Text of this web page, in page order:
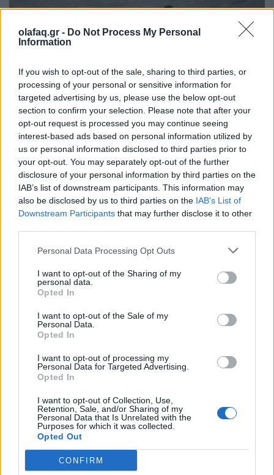
olafaq.gr - Do Not Process My Personal
Information
If you wish to opt-out of the sale, sharing to third parties, or
processing of your personal or sensitive information for
targeted advertising by us, please use the below opt-out
section to confirm your selection. Please note that after your
opt-out request is processed you may continue seeing
interest-based ads based on personal information utilized by
us or personal information disclosed to third parties prior to
your opt-out. You may separately opt-out of the further
disclosure of your personal information by third parties on the
IAB’s list of downstream participants. This information may
also be disclosed by us to third parties on the IAB’s List of
Downstream Participants that may further disclose it to other
Personal Data Processing Opt Outs
I want to opt-out of the Sharing of my
personal data.
Opted In
I want to opt-out of the Sale of my
Personal Data.
Opted In
I want to opt-out of processing my
Personal Data for Targeted Advertising.
Opted In
I want to opt-out of Collection, Use,
Retention, Sale, and/or Sharing of my
Personal Data that Is Unrelated with the
Purposes for which it was collected.
Opted Out
CONFIRM
Ιδέες
Η μετριοπάθεια δεν κάνει θόρυβο, γι’ αυτό
την περάσαμε για αδυναμία
24.04.26
Όταν η εποχή ανταμείβει τις κραυγές και τις βεβαιότητες, η
ψύχραιμη σκέψη μοιάζει χαμένη υπόθεση, ίσως όμως είναι το
Friend zone: Tο πιο παρεξηγημένο “fail” που
τελικά είναι upgrade
23.04.26